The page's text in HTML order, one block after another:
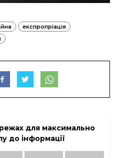
експропріація
для максимально
до інформації